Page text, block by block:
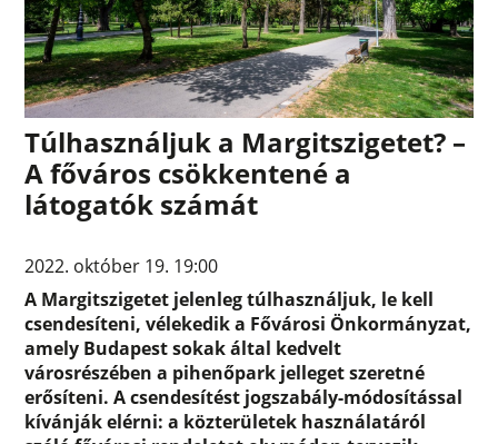
Túlhasználjuk a Margitszigetet? –
A főváros csökkentené a
látogatók számát
2022. október 19. 19:00
A Margitszigetet jelenleg túlhasználjuk, le kell
csendesíteni, vélekedik a Fővárosi Önkormányzat,
amely Budapest sokak által kedvelt
városrészében a pihenőpark jelleget szeretné
erősíteni. A csendesítést jogszabály-módosítással
kívánják elérni: a közterületek használatáról